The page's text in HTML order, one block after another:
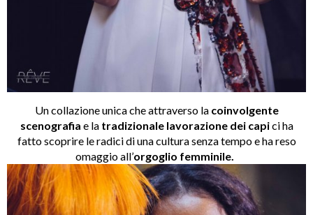
Un collazione unica che attraverso la coinvolgente
scenografia e la tradizionale lavorazione dei capici ha
fatto scoprire le radici di una cultura senza tempo e ha reso
omaggio all’orgoglio femminile.